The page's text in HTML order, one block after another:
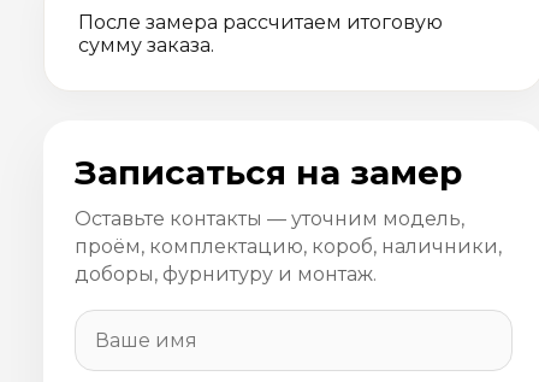
После замера рассчитаем итоговую
сумму заказа.
Записаться на замер
Оставьте контакты — уточним модель,
проём, комплектацию, короб, наличники,
доборы, фурнитуру и монтаж.